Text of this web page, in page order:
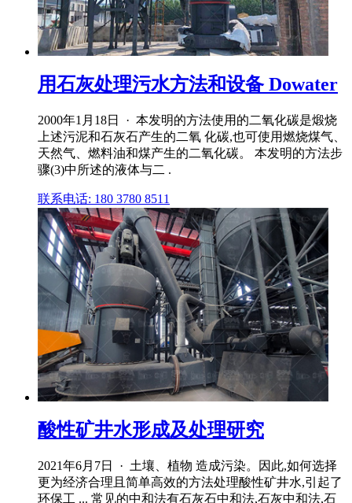
用石灰处理污水方法和设备 Dowater
2000年1月18日 · 本发明的方法使用的二氧化碳是煅烧
上述污泥和石灰石产生的二氧 化碳,也可使用燃烧煤气、
天然气、燃料油和煤产生的二氧化碳。 本发明的方法步
骤(3)中所述的液体与二 .
联系电话: 180 3780 8511
酸性矿井水形成及处理研究
2021年6月7日 · 土壤、植物 造成污染。因此,如何选择
更为经济合理且简单高效的方法处理酸性矿井水,引起了
环保工 ... 常见的中和法有石灰石中和法,石灰中和法,石